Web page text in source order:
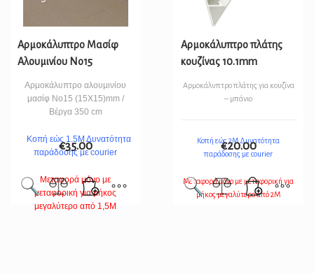
Αρμοκάλυπτρο Μασίφ
Αλουμινίου Νο15
Αρμοκάλυπτρο αλουμινίου
μασίφ Νο15 (15Χ15)mm /
Βέργα 350 cm
Κοπή εώς 1.5Μ Δυνατότητα
παράδοσης με courier
Μεταφορά μόνο με
μεταφορική για μήκος
μεγαλύτερο από 1,5Μ
€35.00
Αρμοκάλυπτρο πλάτης
κουζίνας 10.1mm
Αρμοκάλυπτρο πλάτης για κουζίνα
– μπάνιο
Κοπή εώς 2Μ Δυνατότητα
παράδοσης με courier
Μεταφορά μόνο με μεταφορική για
μήκος μεγαλύτερο από 2Μ
€20.00